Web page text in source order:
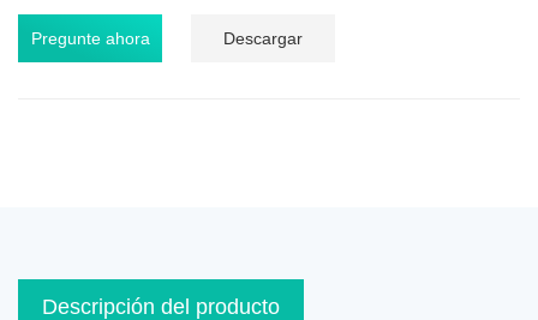
Pregunte ahora Descargar
Descripción del producto